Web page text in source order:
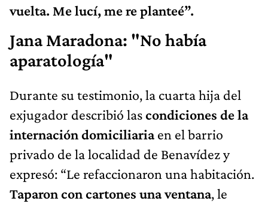
vuelta. Me lucí, me re planteé”.
Jana Maradona: "No había
aparatología"
Durante su testimonio, la cuarta hija del
exjugador describió lascondiciones de la
internación domiciliariaen el barrio
privado de la localidad de Benavídez y
expresó: “Le refaccionaron una habitación.
Taparon con cartones una ventana, le